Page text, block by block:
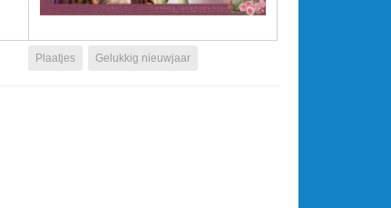
Plaatjes Gelukkig nieuwjaar